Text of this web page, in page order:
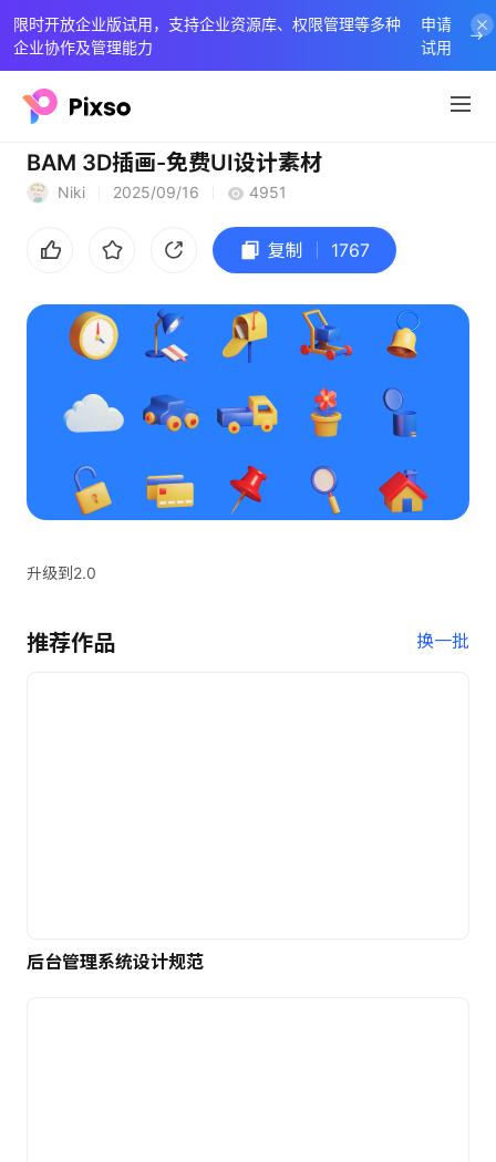
限时开放企业版试用，支持企业资源库、权限管理等多种
企业协作及管理能力
申请
试用
BAM 3D插画-免费UI设计素材
Niki 2025/09/16 4951
复制 1767
升级到2.0
推荐作品 换一批
后台管理系统设计规范